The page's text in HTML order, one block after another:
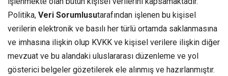
Politika, Veri Sorumlusutarafından işlenen bu kişisel
verilerin elektronik ve basılı her türlü ortamda saklanmasına
ve imhasına ilişkin olup KVKK ve kişisel verilere ilişkin diğer
mevzuat ve bu alandaki uluslararası düzenleme ve yol
gösterici belgeler gözetilerek ele alınmış ve hazırlanmıştır.